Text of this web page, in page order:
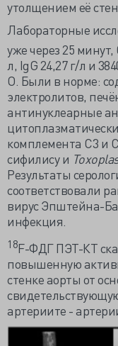
утолщением её
Лабораторные
уже через 25
л, IgG 24,27 г/л и
О. Были в норме:
электролитов,
антинуклеарные
комплемента С3 и
сифилису и
Результаты
соответствовали
вирус Эпштейна-
инфекция.
18F-ФДГ ПЭТ-КТ
повышенную
стенке аорты от
артериите -